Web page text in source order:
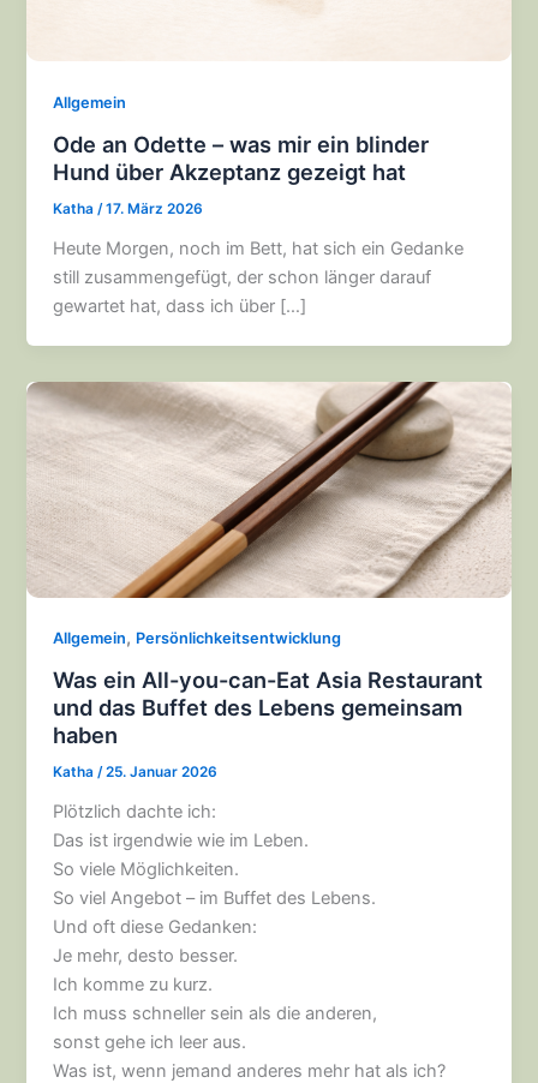
Allgemein
Ode an Odette – was mir ein blinder
Hund über Akzeptanz gezeigt hat
Katha /17. März 2026
Heute Morgen, noch im Bett, hat sich ein Gedanke
still zusammengefügt, der schon länger darauf
gewartet hat, dass ich über […]
Allgemein, Persönlichkeitsentwicklung
Was ein All-you-can-Eat Asia Restaurant
und das Buffet des Lebens gemeinsam
haben
Katha/25. Januar 2026
Plötzlich dachte ich:
Das ist irgendwie wie im Leben.
So viele Möglichkeiten.
So viel Angebot – im Buffet des Lebens.
Und oft diese Gedanken:
Je mehr, desto besser.
Ich komme zu kurz.
Ich muss schneller sein als die anderen,
sonst gehe ich leer aus.
Was ist, wenn jemand anderes mehr hat als ich?